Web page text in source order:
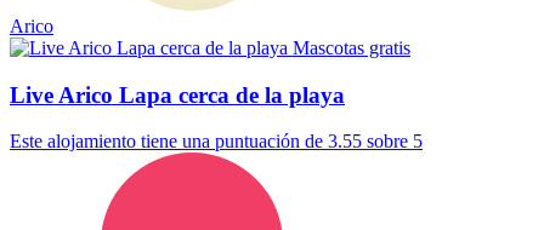
Arico
Mascotas gratis
Live Arico Lapa cerca de la playa
Este alojamiento tiene una puntuación de 3.55 sobre 5